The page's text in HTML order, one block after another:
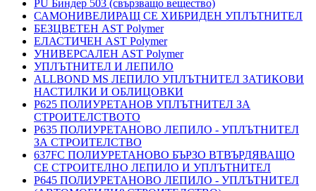
PU Биндер 503 (свързващо вещество)
САМОНИВЕЛИРАЩ СЕ ХИБРИДЕН УПЛЪТНИТЕЛ
БЕЗЦВЕТЕН AST Polymer
ЕЛАСТИЧЕН AST Polymer
УНИВЕРСАЛЕН AST Polymer
УПЛЪТНИТЕЛ И ЛЕПИЛО
ALLBOND MS ЛЕПИЛО УПЛЪТНИТЕЛ ЗАТИКОВИ
НАСТИЛКИ И ОБЛИЦОВКИ
P625 ПОЛИУРЕТАНОВ УПЛЪТНИТЕЛ ЗА
СТРОИТЕЛСТВОТО
P635 ПОЛИУРЕТАНОВО ЛЕПИЛО - УПЛЪТНИТЕЛ
ЗА СТРОИТЕЛСТВО
637FC ПОЛИУРЕТАНОВО БЪРЗО ВТВЪРДЯВАЩО
СЕ СТРОИТЕЛНО ЛЕПИЛО И УПЛЪТНИТЕЛ
P645 ПОЛИУРЕТАНОВО ЛЕПИЛО - УПЛЪТНИТЕЛ